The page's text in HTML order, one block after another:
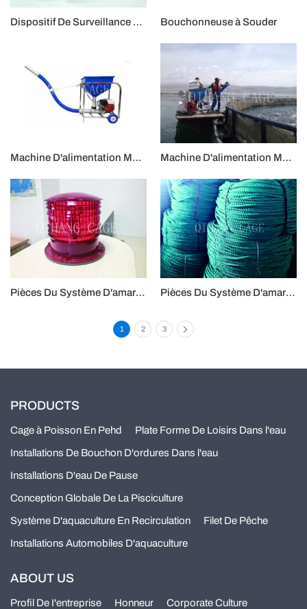
Dispositif De Surveillance Sous Marine Bouchonneuse à Souder
Machine D'alimentation Montée Sur Bateau (1) Machine D'alimentation Montée Sur Bateau (2)
Pièces Du Système D'amarrage - Lampe Solaire Pièces Du Système D'amarrage-Corde PE
1 2 3
PRODUCTS
Cage à Poisson En Pehd Plate Forme De Loisirs Dans l'eau
Installations De Bouchon D'ordures Dans l'eau
Installations D'eau De Pause
Conception Globale De La Pisciculture
Système D'aquaculture En Recirculation Filet De Pêche
Installations Automobiles D'aquaculture
ABOUT US
Profil De I'entreprise Honneur Corporate Culture